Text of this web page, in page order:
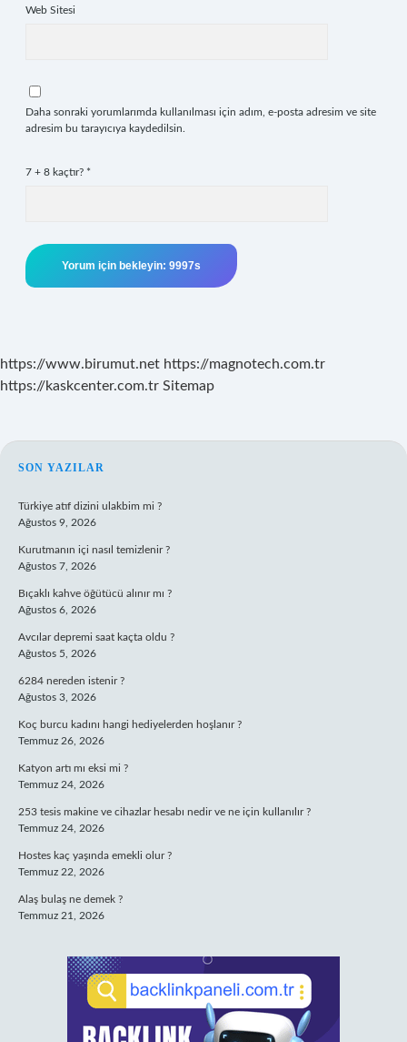
Web Sitesi
Daha sonraki yorumlarımda kullanılması için adım, e-posta adresim ve site
adresim bu tarayıcıya kaydedilsin.
7 + 8 kaçtır? *
https://www.birumut.net https://magnotech.com.tr
https://kaskcenter.com.tr Sitemap
SIDEBAR
SON YAZILAR
Türkiye atıf dizini ulakbim mi ?
Ağustos 9, 2026
Kurutmanın içi nasıl temizlenir ?
Ağustos 7, 2026
Bıçaklı kahve öğütücü alınır mı ?
Ağustos 6, 2026
Avcılar depremi saat kaçta oldu ?
Ağustos 5, 2026
6284 nereden istenir ?
Ağustos 3, 2026
Koç burcu kadını hangi hediyelerden hoşlanır ?
Temmuz 26, 2026
Katyon artı mı eksi mi ?
Temmuz 24, 2026
253 tesis makine ve cihazlar hesabı nedir ve ne için kullanılır ?
Temmuz 24, 2026
Hostes kaç yaşında emekli olur ?
Temmuz 22, 2026
Alaş bulaş ne demek ?
Temmuz 21, 2026